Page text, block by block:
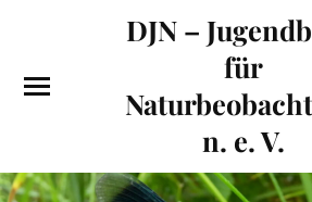
DJN –
für
n. e. V.